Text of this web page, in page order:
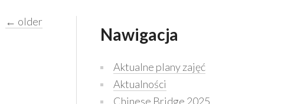
Nawigacja
Aktualne plany zajęć
Aktualności
Chinese Bridge 2025
← older